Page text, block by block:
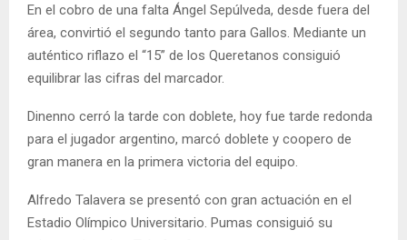
En el cobro de una falta Ángel Sepúlveda, desde fuera del
área, convirtió el segundo tanto para Gallos. Mediante un
auténtico riflazo el “15” de los Queretanos consiguió
equilibrar las cifras del marcador.
Dinenno cerró la tarde con doblete, hoy fue tarde redonda
para el jugador argentino, marcó doblete y coopero de
gran manera en la primera victoria del equipo.
Alfredo Talavera se presentó con gran actuación en el
Estadio Olímpico Universitario. Pumas consiguió su